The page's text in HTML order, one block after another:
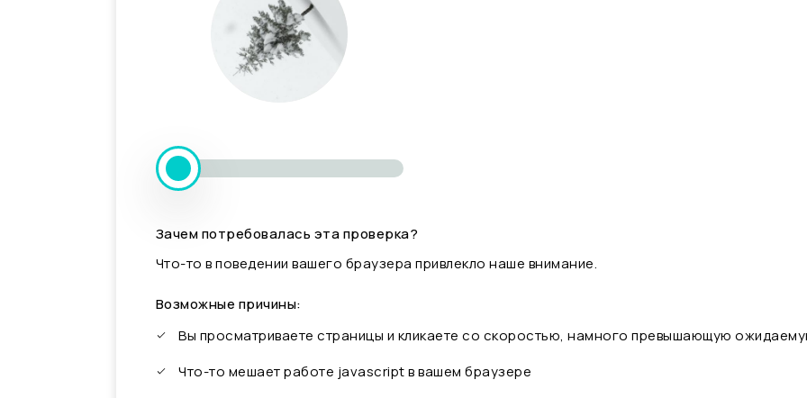
Зачем потребовалась эта проверка?
Что-то в поведении вашего браузера привлекло наше внимание.
Возможные причины:
Вы просматриваете страницы и кликаете со скоростью, намного превышающую
Что-то мешает работе javascript в вашем браузере